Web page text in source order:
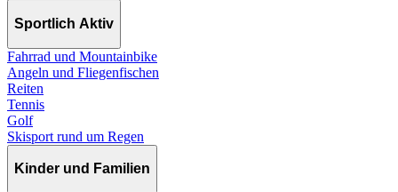
Sportlich Aktiv
Fahrrad und Mountainbike
Angeln und Fliegenfischen
Reiten
Tennis
Golf
Skisport rund um Regen
Kinder und Familien